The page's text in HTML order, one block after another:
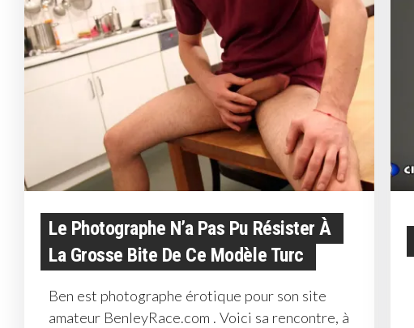
Le Photographe N’a Pas Pu Résister À
La Grosse Bite De Ce Modèle Turc
Ben est photographe érotique pour son site
amateur BenleyRace.com . Voici sa rencontre, à